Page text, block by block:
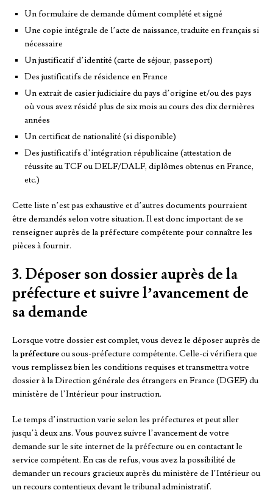
Un formulaire de demande dûment complété et signé
Une copie intégrale de l’acte de naissance, traduite en français si
nécessaire
Un justificatif d’identité (carte de séjour, passeport)
Des justificatifs de résidence en France
Un extrait de casier judiciaire du pays d’origine et/ou des pays
où vous avez résidé plus de six mois au cours des dix dernières
années
Un certificat de nationalité (si disponible)
Des justificatifs d’intégration républicaine (attestation de
réussite au TCF ou DELF/DALF, diplômes obtenus en France,
etc.)
Cette liste n’est pas exhaustive et d’autres documents pourraient
être demandés selon votre situation. Il est donc important de se
renseigner auprès de la préfecture compétente pour connaître les
pièces à fournir.
3. Déposer son dossier auprès de la
préfecture et suivre l’avancement de
sa demande
Lorsque votre dossier est complet, vous devez le déposer auprès de
lapréfectureou sous-préfecture compétente. Celle-ci vérifiera que
vous remplissez bien les conditions requises et transmettra votre
dossier à la Direction générale des étrangers en France (DGEF) du
ministère de l’Intérieur pour instruction.
Le temps d’instruction varie selon les préfectures et peut aller
jusqu’à deux ans. Vous pouvez suivre l’avancement de votre
demande sur le site internet de la préfecture ou en contactant le
service compétent. En cas de refus, vous avez la possibilité de
demander un recours gracieux auprès du ministère de l’Intérieur ou
un recours contentieux devant le tribunal administratif.